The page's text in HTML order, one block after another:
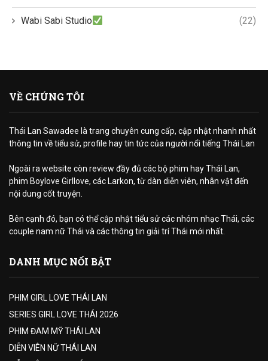
Wabi Sabi Studio (22)
VỀ CHÚNG TÔI
Thái Lan Sawadee là trang chuyên cung cấp, cập nhật nhanh nhất
thông tin về tiểu sử, profile hay tin tức của người nổi tiếng Thái Lan
Ngoài ra website còn review đầy đủ các bộ phim hay Thái Lan,
phim Boylove Girllove, các Larkon, từ dàn diễn viên, nhân vật đến
nội dung cốt truyện.
Bên cạnh đó, bạn có thể cập nhật tiểu sử các nhóm nhạc Thái, các
couple nam nữ Thái và các thông tin giải trí Thái mới nhất.
DANH MỤC NỔI BẬT
PHIM GIRL LOVE THÁI LAN
SERIES GIRL LOVE THÁI 2026
PHIM ĐAM MỸ THÁI LAN
DIỄN VIÊN NỮ THÁI LAN